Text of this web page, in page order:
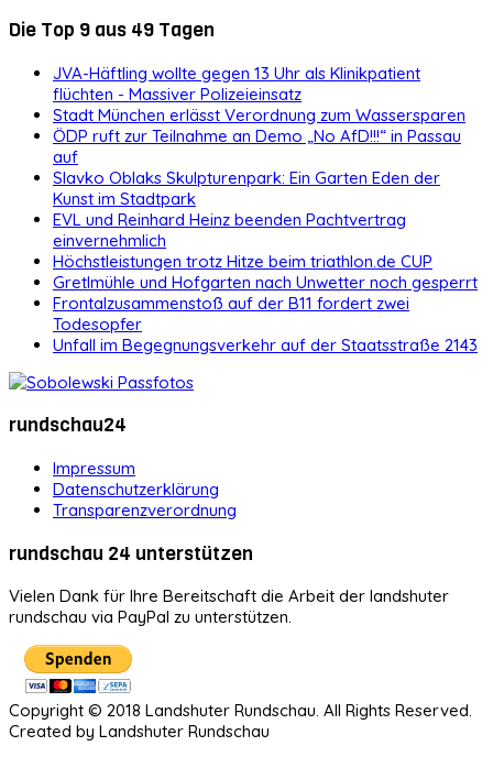
Die Top 9 aus 49 Tagen
JVA-Häftling wollte gegen 13 Uhr als Klinikpatient
flüchten - Massiver Polizeieinsatz
Stadt München erlässt Verordnung zum Wassersparen
ÖDP ruft zur Teilnahme an Demo „No AfD!!!“ in Passau
auf
Slavko Oblaks Skulpturenpark: Ein Garten Eden der
Kunst im Stadtpark
EVL und Reinhard Heinz beenden Pachtvertrag
einvernehmlich
Höchstleistungen trotz Hitze beim triathlon.de CUP
Gretlmühle und Hofgarten nach Unwetter noch gesperrt
Frontalzusammenstoß auf der B11 fordert zwei
Todesopfer
Unfall im Begegnungsverkehr auf der Staatsstraße 2143
rundschau24
Impressum
Datenschutzerklärung
Transparenzverordnung
rundschau 24 unterstützen
Vielen Dank für Ihre Bereitschaft die Arbeit der landshuter
rundschau via PayPal zu unterstützen.
Copyright © 2018 Landshuter Rundschau. All Rights Reserved.
Created by Landshuter Rundschau